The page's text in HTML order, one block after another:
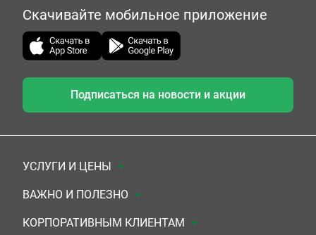
Скачивайте мобильное приложение
Подписаться на новости и акции
УСЛУГИ И ЦЕНЫ
Анализы
Комплексы
ВАЖНО И ПОЛЕЗНО
Документы для заключения договора
КОРПОРАТИВНЫМ КЛИЕНТАМ